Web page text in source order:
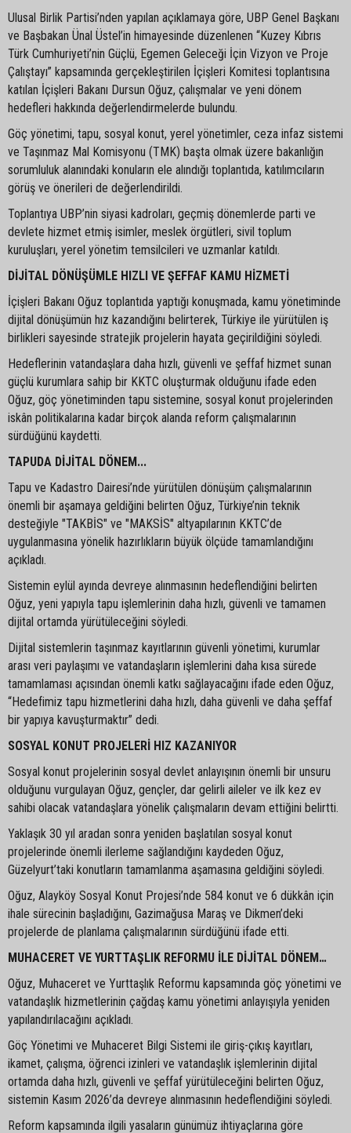
Ulusal Birlik Partisi’nden yapılan açıklamaya göre, UBP Genel Başkanı
ve Başbakan Ünal Üstel’in himayesinde düzenlenen “Kuzey Kıbrıs
Türk Cumhuriyeti’nin Güçlü, Egemen Geleceği İçin Vizyon ve Proje
Çalıştayı” kapsamında gerçekleştirilen İçişleri Komitesi toplantısına
katılan İçişleri Bakanı Dursun Oğuz, çalışmalar ve yeni dönem
hedefleri hakkında değerlendirmelerde bulundu.
Göç yönetimi, tapu, sosyal konut, yerel yönetimler, ceza infaz sistemi
ve Taşınmaz Mal Komisyonu (TMK) başta olmak üzere bakanlığın
sorumluluk alanındaki konuların ele alındığı toplantıda, katılımcıların
görüş ve önerileri de değerlendirildi.
Toplantıya UBP’nin siyasi kadroları, geçmiş dönemlerde parti ve
devlete hizmet etmiş isimler, meslek örgütleri, sivil toplum
kuruluşları, yerel yönetim temsilcileri ve uzmanlar katıldı.
DİJİTAL DÖNÜŞÜMLE HIZLI VE ŞEFFAF KAMU HİZMETİ
İçişleri Bakanı Oğuz toplantıda yaptığı konuşmada, kamu yönetiminde
dijital dönüşümün hız kazandığını belirterek, Türkiye ile yürütülen iş
birlikleri sayesinde stratejik projelerin hayata geçirildiğini söyledi.
Hedeflerinin vatandaşlara daha hızlı, güvenli ve şeffaf hizmet sunan
güçlü kurumlara sahip bir KKTC oluşturmak olduğunu ifade eden
Oğuz, göç yönetiminden tapu sistemine, sosyal konut projelerinden
iskân politikalarına kadar birçok alanda reform çalışmalarının
sürdüğünü kaydetti.
TAPUDA DİJİTAL DÖNEM...
Tapu ve Kadastro Dairesi’nde yürütülen dönüşüm çalışmalarının
önemli bir aşamaya geldiğini belirten Oğuz, Türkiye’nin teknik
desteğiyle "TAKBİS" ve "MAKSİS" altyapılarının KKTC’de
uygulanmasına yönelik hazırlıkların büyük ölçüde tamamlandığını
açıkladı.
Sistemin eylül ayında devreye alınmasının hedeflendiğini belirten
Oğuz, yeni yapıyla tapu işlemlerinin daha hızlı, güvenli ve tamamen
dijital ortamda yürütüleceğini söyledi.
Dijital sistemlerin taşınmaz kayıtlarının güvenli yönetimi, kurumlar
arası veri paylaşımı ve vatandaşların işlemlerini daha kısa sürede
tamamlaması açısından önemli katkı sağlayacağını ifade eden Oğuz,
“Hedefimiz tapu hizmetlerini daha hızlı, daha güvenli ve daha şeffaf
bir yapıya kavuşturmaktır” dedi.
SOSYAL KONUT PROJELERİ HIZ KAZANIYOR
Sosyal konut projelerinin sosyal devlet anlayışının önemli bir unsuru
olduğunu vurgulayan Oğuz, gençler, dar gelirli aileler ve ilk kez ev
sahibi olacak vatandaşlara yönelik çalışmaların devam ettiğini belirtti.
Yaklaşık 30 yıl aradan sonra yeniden başlatılan sosyal konut
projelerinde önemli ilerleme sağlandığını kaydeden Oğuz,
Güzelyurt’taki konutların tamamlanma aşamasına geldiğini söyledi.
Oğuz, Alayköy Sosyal Konut Projesi’nde 584 konut ve 6 dükkân için
ihale sürecinin başladığını, Gazimağusa Maraş ve Dikmen’deki
projelerde de planlama çalışmalarının sürdüğünü ifade etti.
MUHACERET VE YURTTAŞLIK REFORMU İLE DİJİTAL DÖNEM…
Oğuz, Muhaceret ve Yurttaşlık Reformu kapsamında göç yönetimi ve
vatandaşlık hizmetlerinin çağdaş kamu yönetimi anlayışıyla yeniden
yapılandırılacağını açıkladı.
Göç Yönetimi ve Muhaceret Bilgi Sistemi ile giriş-çıkış kayıtları,
ikamet, çalışma, öğrenci izinleri ve vatandaşlık işlemlerinin dijital
ortamda daha hızlı, güvenli ve şeffaf yürütüleceğini belirten Oğuz,
sistemin Kasım 2026’da devreye alınmasının hedeflendiğini söyledi.
Reform kapsamında ilgili yasaların günümüz ihtiyaçlarına göre